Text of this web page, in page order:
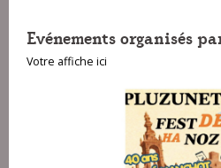
Evénements organisés
Votre affiche ici